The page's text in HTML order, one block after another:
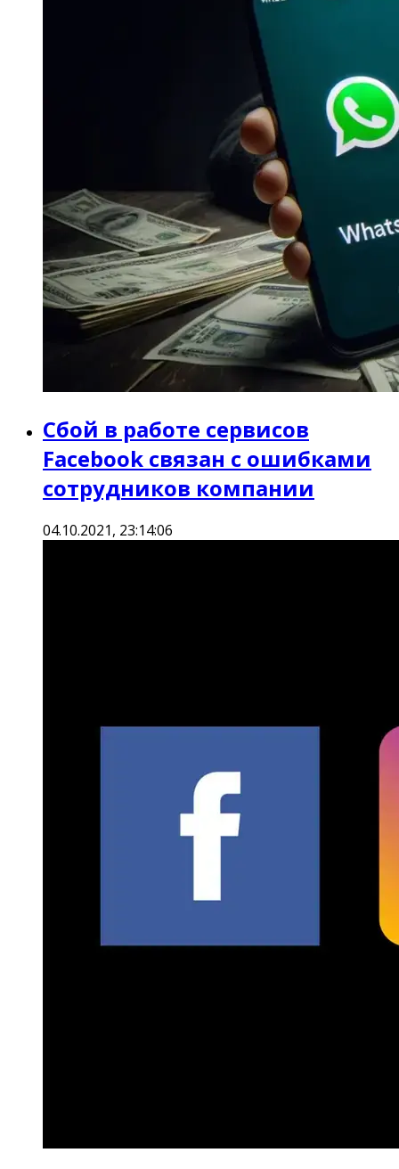
Сбой в работе сервисов
Facebook связан с ошибками
сотрудников компании
04.10.2021, 23:14:06